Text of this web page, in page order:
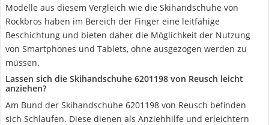
Modelle aus diesem Vergleich wie die Skihandschuhe von
Rockbros haben im Bereich der Finger eine leitfähige
Beschichtung und bieten daher die Möglichkeit der Nutzung
von Smartphones und Tablets, ohne ausgezogen werden zu
müssen.
Lassen sich die Skihandschuhe 6201198 von Reusch leicht
anziehen?
Am Bund der Skihandschuhe 6201198 von Reusch befinden
sich Schlaufen. Diese dienen als Anziehhilfe und erleichtern